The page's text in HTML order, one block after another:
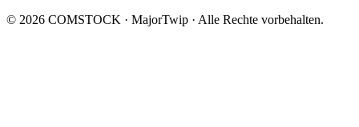
© 2026 COMSTOCK · MajorTwip · Alle Rechte vorbehalten.